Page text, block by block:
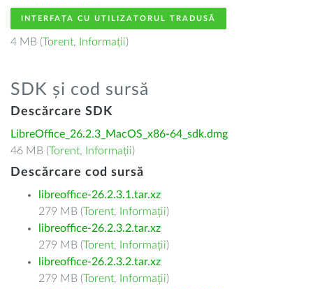
INTERFAȚA CU UTILIZATORUL TRADUSĂ
4 MB (Torent, Informații)
SDK și cod sursă
Descărcare SDK
LibreOffice_26.2.3_MacOS_x86-64_sdk.dmg
46 MB (Torent, Informații)
Descărcare cod sursă
libreoffice-26.2.3.1.tar.xz
279 MB (Torent, Informații)
libreoffice-26.2.3.2.tar.xz
279 MB (Torent, Informații)
libreoffice-26.2.3.2.tar.xz
279 MB (Torent, Informații)